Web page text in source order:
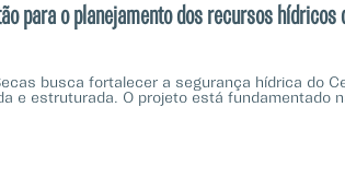
para o planejamento dos recursos
busca fortalecer a segurança hídrica
e estruturada. O projeto está